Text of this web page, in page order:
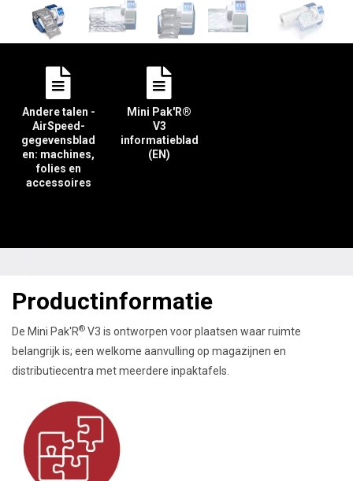
Andere talen -
AirSpeed-
gegevensblad
en: machines,
folies en
accessoires
Mini Pak'R®
V3
informatieblad
(EN)
Productinformatie
De Mini Pak'R® V3 is ontworpen voor plaatsen waar ruimte
belangrijk is; een welkome aanvulling op magazijnen en
distributiecentra met meerdere inpaktafels.